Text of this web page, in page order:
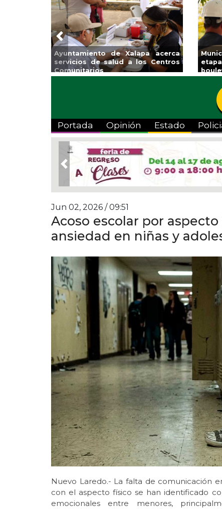
de Xalapa acerca
de salud a los Centros
Municipio arrancará
etapa de
boulevard 5 de febrero
Previous
Portada Opinión Estado
Previous
Jun 02, 2026 / 09:51
Acoso escolar por
ansiedad en niñas y
Nuevo Laredo.- La falta de comunicación
con el aspecto físico se han identificado
emocionales entre menores,